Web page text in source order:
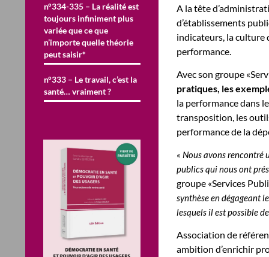
A la tête
d’établissements
indicateurs, la culture
performance.
Avec son groupe
pratiques, les
la performance dans
transposition, les
performance de la
« Nous avons rencontré
publics qui nous ont
groupe «Services
synthèse en dégageant
lesquels il est possible
Association de
ambition d’enrichir
n°334-335 – La réalité est
toujours infiniment plus
variée que ce que
n’importe quelle théorie
peut saisir*
n°333 – Le travail, c’est la
santé… vraiment ?